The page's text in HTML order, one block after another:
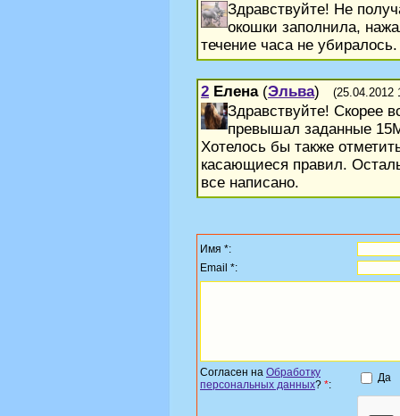
Здравствуйте! Не
окошки заполнила,
течение часа не
2 Елена(Эльва) (25.04.2012
Здравствуйте! Скорее
превышал заданные
Хотелось бы также
касающиеся правил.
все написано.
Имя *:
Email *:
Согласен на Обработку
персональных данных? *:
Да